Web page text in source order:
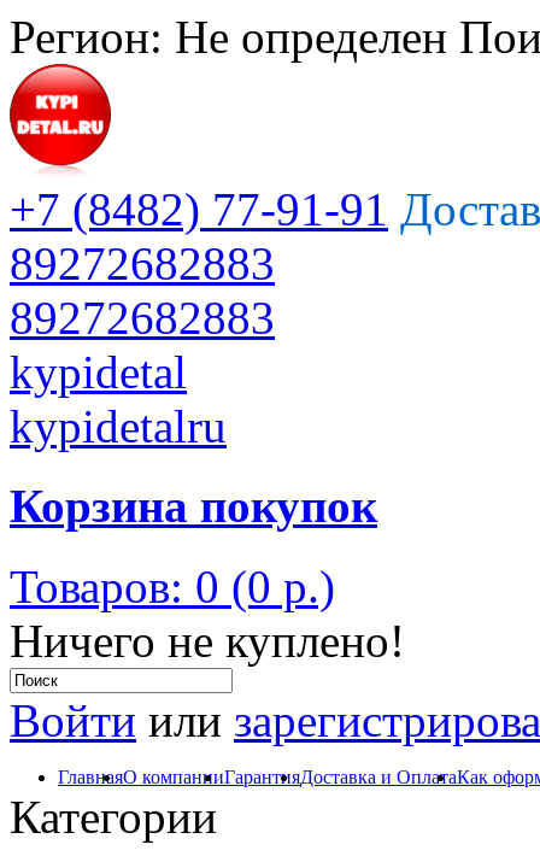
Регион: Не определен
+7 (8482) 77-91-91
89272682883
89272682883
kypidetal
kypidetalru
Корзина покупок
Товаров: 0 (0 р.)
Ничего не куплено!
Войти или
ГлавнаяО компанииГарантияДоставка и ОплатаКак
Категории